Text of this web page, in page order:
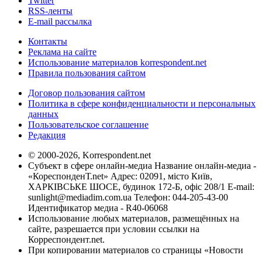
RSS-ленты
E-mail рассылка
Контакты
Реклама на сайте
Использование материалов korrespondent.net
Правила пользования сайтом
Договор пользования сайтом
Политика в сфере конфиденциальности и персональных
данных
Пользовательское соглашение
Редакция
© 2000-2026, Korrespondent.net
Субъект в сфере онлайн-медиа Название онлайн-медиа -
«КореспонденТ.net» Адрес: 02091, місто Київ,
ХАРКІВСЬКЕ ШОСЕ, будинок 172-Б, офіс 208/1 E-mail:
sunlight@mediadim.com.ua Телефон: 044-205-43-00
Идентификатор медиа - R40-06068
Использование любых материалов, размещённых на
сайте, разрешается при условии ссылки на
Корреспондент.net.
При копировании материалов со страницы «Новости